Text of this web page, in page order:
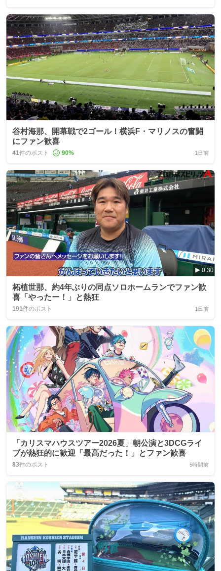
谷村海那、開幕戦で2ゴール！横浜F・マリノスの奮闘
にファン歓喜
41件のポスト 90% 1日前
0:30
柘植世那、約4年ぶりの同点ソロホームランでファン歓
喜「やったー！」と熱狂
191件のポスト 1日前
「カリスマハウスツアー2026夏」朝公演と3DCGライ
ブが熱狂的に歓迎「最高だった！」とファン歓喜
83件のポスト 5時間前